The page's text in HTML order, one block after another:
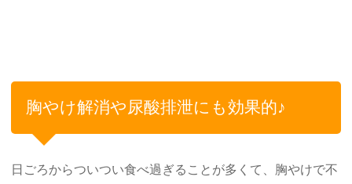
胸やけ解消や尿酸排泄にも効果的♪
日ごろからついつい食べ過ぎることが多くて、胸やけで不